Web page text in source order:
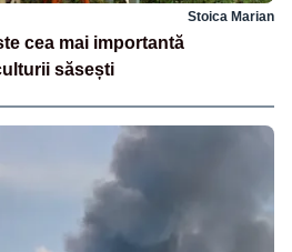
Stoica Marian
cea mai importantă
săsești